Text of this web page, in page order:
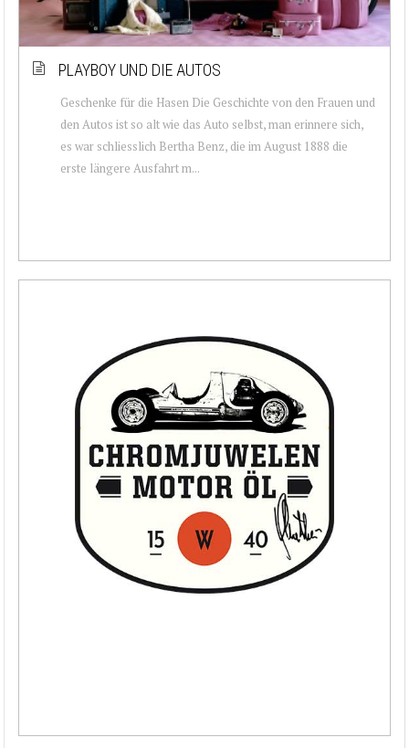
PLAYBOY UND DIE AUTOS
Geschenke für die Hasen Die Geschichte von den Frauen und
den Autos ist so alt wie das Auto selbst, man erinnere sich,
es war schliesslich Bertha Benz, die im August 1888 die
erste längere Ausfahrt m...